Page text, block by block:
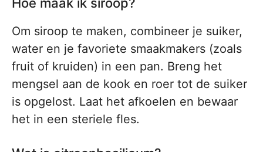
Om siroop te maken, combineer je suiker,
water en je favoriete smaakmakers (zoals
fruit of kruiden) in een pan. Breng het
mengsel aan de kook en roer tot de suiker
is opgelost. Laat het afkoelen en bewaar
het in een steriele fles.